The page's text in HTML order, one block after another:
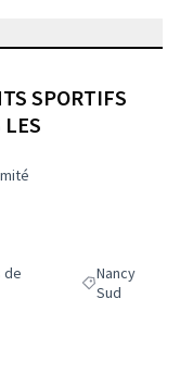
SPORTIFS
LES
: Thème : Équipements
de
Filtrer les
Nancy
Sud